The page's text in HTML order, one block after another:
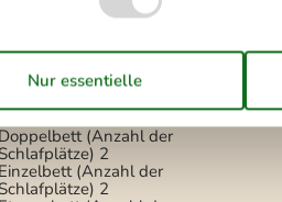
BOX
Schlafverhältnisse
der Schlafzimmer 3
Doppelbett (Anzahl der
2
Einzelbett (Anzahl der
2